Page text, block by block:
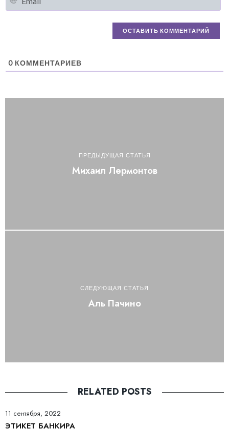
0 КОММЕНТАРИЕВ
ПРЕДЫДУЩАЯ СТАТЬЯ
Михаил Лермонтов
СЛЕДУЮЩАЯ СТАТЬЯ
Аль Пачино
RELATED POSTS
11 сентября, 2022
ЭТИКЕТ БАНКИРА